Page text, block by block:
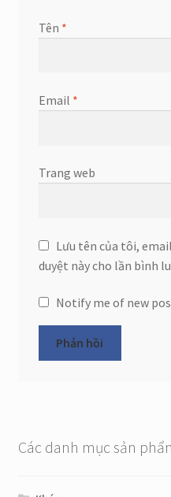
Tên *
Email *
Trang web
Lưu tên của tôi,
duyệt này cho lần bình
Notify me of new
Các danh mục sản